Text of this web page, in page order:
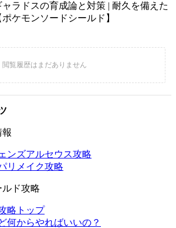
ャラドスの育成論と対策 | 耐久を備えた
ケモンソードシールド】
ンズアルセウス攻略
リメイク攻略
ド攻略
略トップ
何からやればいいの？